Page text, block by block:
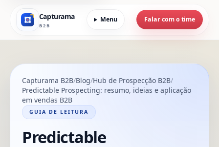
Capturama
B2B
Menu Falar com o time
Capturama B2B Blog Hub de Prospecção B2B
Predictable Prospecting: resumo, ideias e aplicação
em vendas B2B
GUIA DE LEITURA
Predictable